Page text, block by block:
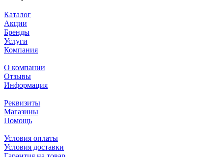
Каталог
Акции
Бренды
Услуги
Компания
О компании
Отзывы
Информация
Реквизиты
Магазины
Помощь
Условия оплаты
Условия доставки